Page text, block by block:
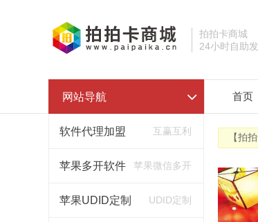
拍拍卡商城
24小时自助
网站导航
软件代理加盟 互赢互利
苹果多开软件 苹果微信多开
苹果UDID定制 UDID定制
首页
【拍